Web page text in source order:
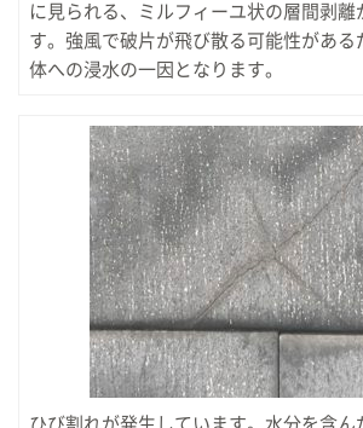
に見られる、ミルフィーユ状の層間剥離
す。強風で破片が飛び散る可能性がある
体への浸水の一因となります。
ひび割れが発生しています。水分を含ん